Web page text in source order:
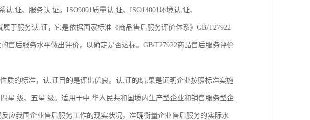
.证、服务认.证。ISO9001质量认.证、ISO14001环境认.证、
于服务认.证，它是依据国家标准《商品售后服务评价体系》GB/T27922-
售后服务水平做出评价，以确定是否达标。GB/T27922商品售后服务评价
质的标准，认.证目的是评出优良。认.证的结.果是证明企业按照标准实施
星.级、五星.级。适用于中.华人民共和国境内生产型企业和销售服务型企
应我国企业售后服务工作的现实状况，准确衡量企业售后服务的实际水